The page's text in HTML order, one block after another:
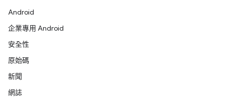
Android
企業專用 Android
安全性
原始碼
新聞
網誌